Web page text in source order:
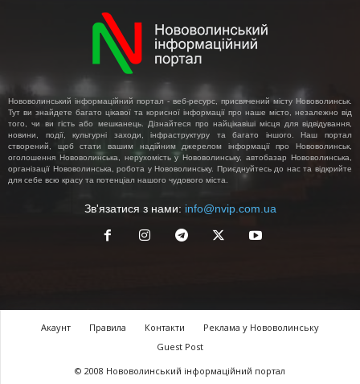
Нововолинський інформаційний портал - веб-ресурс, присвячений місту Нововолинськ.
Тут ви знайдете багато цікавої та корисної інформації про наше місто, незалежно від
того, чи ви гість або мешканець. Дізнайтеся про найцікавіші місця для відвідування,
новини, події, культурні заходи, інфраструктуру та багато іншого. Наш портал
створений, щоб стати вашим надійним джерелом інформації про Нововолинськ,
оголошення Нововолинська, нерухомість у Нововолинську, автобазар Нововолинська,
організації Нововолинська, робота у Нововолинську. Приєднуйтесь до нас та відкрийте
для себе всю красу та потенціал нашого чудового міста.
Зв'язатися з нами: info@nvip.com.ua
Акаунт Правила Контакти
Реклама у Нововолинську
Guest Post
© 2008 Нововолинський інформаційний портал